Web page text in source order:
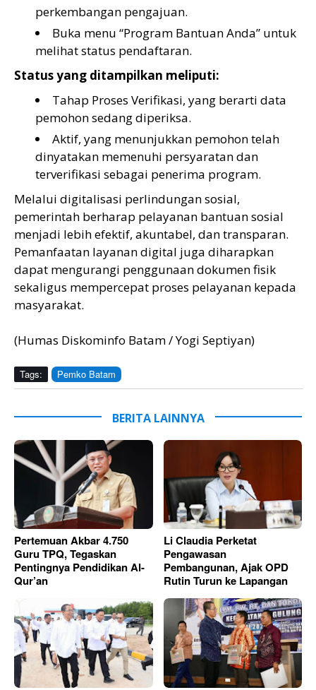
perkembangan pengajuan.
Buka menu “Program Bantuan Anda” untuk
melihat status pendaftaran.
Status yang ditampilkan meliputi:
Tahap Proses Verifikasi, yang berarti data
pemohon sedang diperiksa.
Aktif, yang menunjukkan pemohon telah
dinyatakan memenuhi persyaratan dan
terverifikasi sebagai penerima program.
Melalui digitalisasi perlindungan sosial,
pemerintah berharap pelayanan bantuan sosial
menjadi lebih efektif, akuntabel, dan transparan.
Pemanfaatan layanan digital juga diharapkan
dapat mengurangi penggunaan dokumen fisik
sekaligus mempercepat proses pelayanan kepada
masyarakat.
(Humas Diskominfo Batam / Yogi Septiyan)
Tags: Pemko Batam
BERITA LAINNYA
Pertemuan Akbar 4.750
Guru TPQ, Tegaskan
Pentingnya Pendidikan Al-
Qur’an
Li Claudia Perketat
Pengawasan
Pembangunan, Ajak OPD
Rutin Turun ke Lapangan